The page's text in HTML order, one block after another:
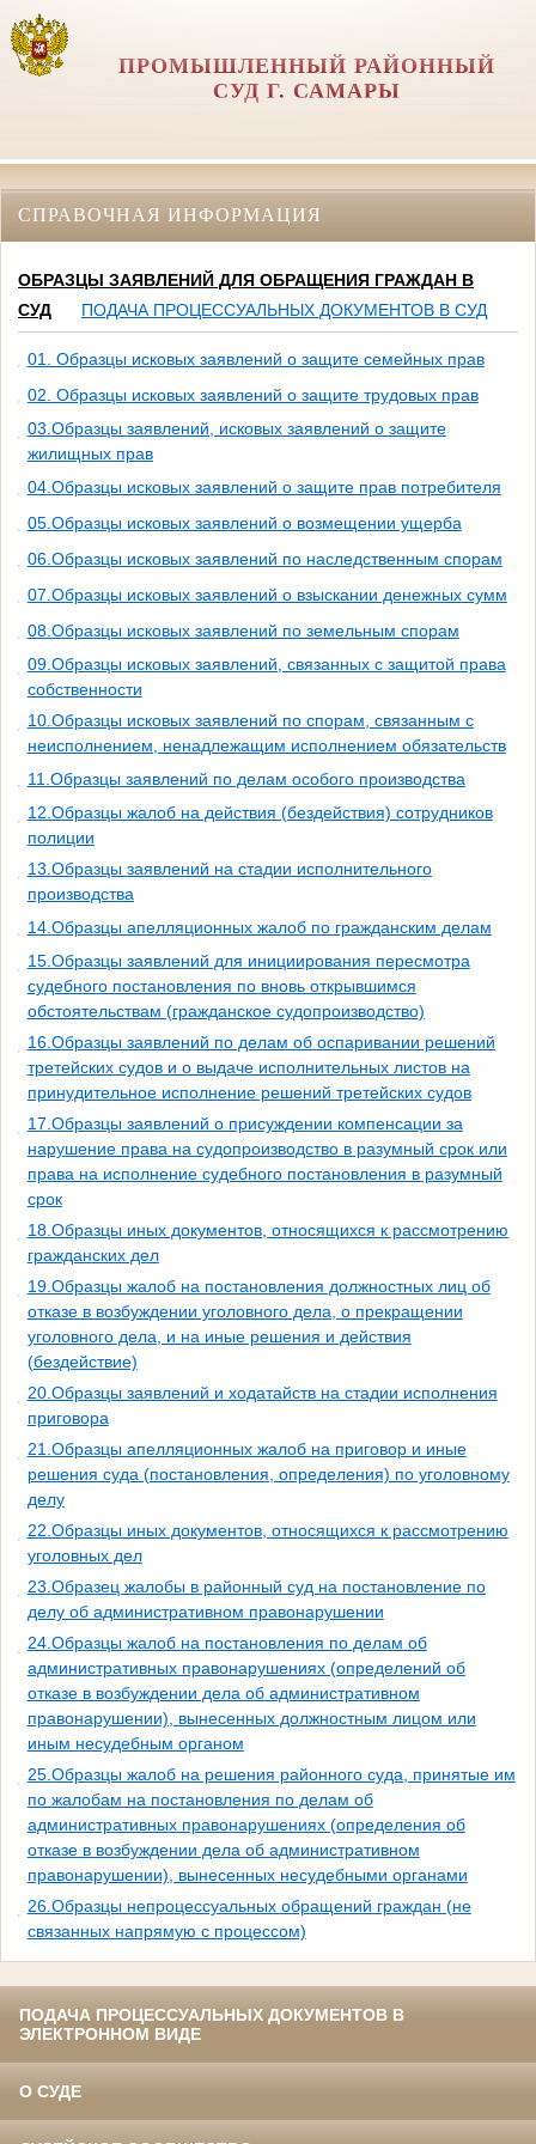
ПРОМЫШЛЕННЫЙ РАЙОННЫЙ
СУД Г. САМАРЫ
СПРАВОЧНАЯ ИНФОРМАЦИЯ
ОБРАЗЦЫ ЗАЯВЛЕНИЙ ДЛЯ ОБРАЩЕНИЯ ГРАЖДАН В
СУД
ПОДАЧА ПРОЦЕССУАЛЬНЫХ ДОКУМЕНТОВ В СУД
01. Образцы исковых заявлений о защите семейных прав
02. Образцы исковых заявлений о защите трудовых прав
03.Образцы заявлений, исковых заявлений о защите
жилищных прав
04.Образцы исковых заявлений о защите прав потребителя
05.Образцы исковых заявлений о возмещении ущерба
06.Образцы исковых заявлений по наследственным спорам
07.Образцы исковых заявлений о взыскании денежных сумм
08.Образцы исковых заявлений по земельным спорам
09.Образцы исковых заявлений, связанных с защитой права
собственности
10.Образцы исковых заявлений по спорам, связанным с
неисполнением, ненадлежащим исполнением обязательств
11.Образцы заявлений по делам особого производства
12.Образцы жалоб на действия (бездействия) сотрудников
полиции
13.Образцы заявлений на стадии исполнительного
производства
14.Образцы апелляционных жалоб по гражданским делам
15.Образцы заявлений для инициирования пересмотра
судебного постановления по вновь открывшимся
обстоятельствам (гражданское судопроизводство)
16.Образцы заявлений по делам об оспаривании решений
третейских судов и о выдаче исполнительных листов на
принудительное исполнение решений третейских судов
17.Образцы заявлений о присуждении компенсации за
нарушение права на судопроизводство в разумный срок или
права на исполнение судебного постановления в разумный
срок
18.Образцы иных документов, относящихся к рассмотрению
гражданских дел
19.Образцы жалоб на постановления должностных лиц об
отказе в возбуждении уголовного дела, о прекращении
уголовного дела, и на иные решения и действия
(бездействие)
20.Образцы заявлений и ходатайств на стадии исполнения
приговора
21.Образцы апелляционных жалоб на приговор и иные
решения суда (постановления, определения) по уголовному
делу
22.Образцы иных документов, относящихся к рассмотрению
уголовных дел
23.Образец жалобы в районный суд на постановление по
делу об административном правонарушении
24.Образцы жалоб на постановления по делам об
административных правонарушениях (определений об
отказе в возбуждении дела об административном
правонарушении), вынесенных должностным лицом или
иным несудебным органом
25.Образцы жалоб на решения районного суда, принятые им
по жалобам на постановления по делам об
административных правонарушениях (определения об
отказе в возбуждении дела об административном
правонарушении), вынесенных несудебными органами
26.Образцы непроцессуальных обращений граждан (не
связанных напрямую с процессом)
ПОДАЧА ПРОЦЕССУАЛЬНЫХ ДОКУМЕНТОВ В
ЭЛЕКТРОННОМ ВИДЕ
О СУДЕ